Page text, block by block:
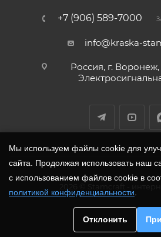
+7 (906) 589-7000
info@kraska-
Россия, г. Воронеж,
Мы используем файлы cookie для
сайта. Продолжая использовать наш
с использованием файлов cookie в
политикой конфиденциальности
Отклонить